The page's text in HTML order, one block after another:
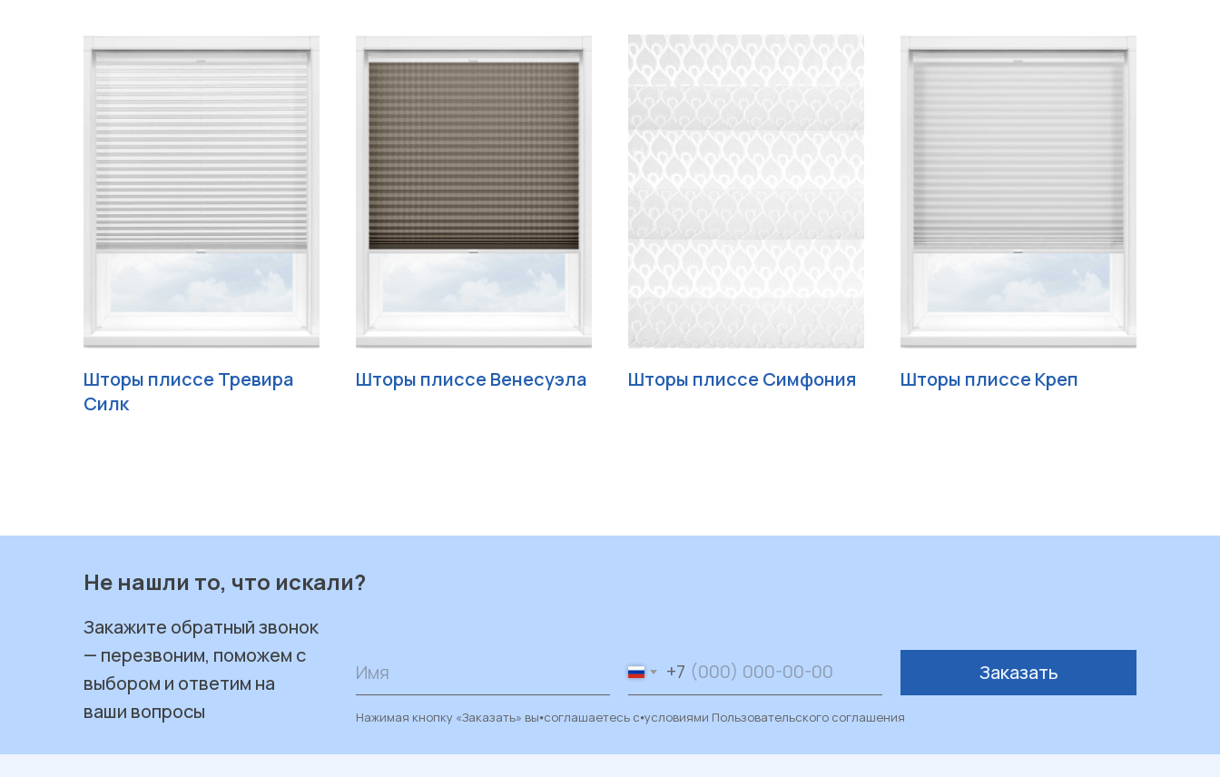
Шторы плиссе Тревира
Силк
Шторы плиссе Венесуэла Шторы плиссе Симфония Шторы плиссе Креп
Имя +7 Заказать
Нажимая кнопку «Заказать» вы⦁соглашаетесь с⦁условиями Пользовательского соглашения
Не нашли то, что искали?
Закажите обратный звонок
— перезвоним, поможем с
выбором и ответим на
ваши вопросы